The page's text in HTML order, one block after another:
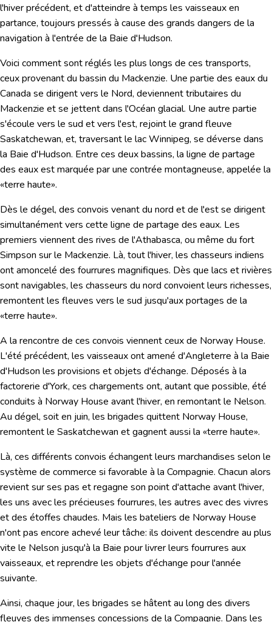
l'hiver précédent, et d'atteindre à temps les vaisseaux en
partance, toujours pressés à cause des grands dangers de la
navigation à l'entrée de la Baie d'Hudson.
Voici comment sont réglés les plus longs de ces transports,
ceux provenant du bassin du Mackenzie. Une partie des eaux du
Canada se dirigent vers le Nord, deviennent tributaires du
Mackenzie et se jettent dans l'Océan glacial. Une autre partie
s'écoule vers le sud et vers l'est, rejoint le grand fleuve
Saskatchewan, et, traversant le lac Winnipeg, se déverse dans
la Baie d'Hudson. Entre ces deux bassins, la ligne de partage
des eaux est marquée par une contrée montagneuse, appelée la
«terre haute».
Dès le dégel, des convois venant du nord et de l'est se dirigent
simultanément vers cette ligne de partage des eaux. Les
premiers viennent des rives de l'Athabasca, ou même du fort
Simpson sur le Mackenzie. Là, tout l'hiver, les chasseurs indiens
ont amoncelé des fourrures magnifiques. Dès que lacs et rivières
sont navigables, les chasseurs du nord convoient leurs richesses,
remontent les fleuves vers le sud jusqu'aux portages de la
«terre haute».
A la rencontre de ces convois viennent ceux de Norway House.
L'été précédent, les vaisseaux ont amené d'Angleterre à la Baie
d'Hudson les provisions et objets d'échange. Déposés à la
factorerie d'York, ces chargements ont, autant que possible, été
conduits à Norway House avant l'hiver, en remontant le Nelson.
Au dégel, soit en juin, les brigades quittent Norway House,
remontent le Saskatchewan et gagnent aussi la «terre haute».
Là, ces différents convois échangent leurs marchandises selon le
système de commerce si favorable à la Compagnie. Chacun alors
revient sur ses pas et regagne son point d'attache avant l'hiver,
les uns avec les précieuses fourrures, les autres avec des vivres
et des étoffes chaudes. Mais les bateliers de Norway House
n'ont pas encore achevé leur tâche: ils doivent descendre au plus
vite le Nelson jusqu'à la Baie pour livrer leurs fourrures aux
vaisseaux, et reprendre les objets d'échange pour l'année
suivante.
Ainsi, chaque jour, les brigades se hâtent au long des divers
fleuves des immenses concessions de la Compagnie. Dans les